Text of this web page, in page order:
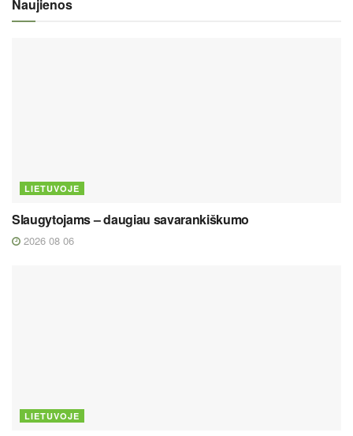
Naujienos
LIETUVOJE
Slaugytojams – daugiau savarankiškumo
2026 08 06
LIETUVOJE